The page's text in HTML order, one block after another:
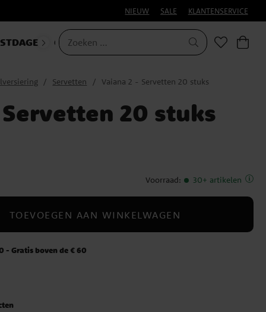
NIEUW SALE KLANTENSERVICE
CARNAVAL
Servetten Vaiana 2 - Servetten 20 stuks
20 stuks
Voorraad: 30+ artikelen
TOEVOEGEN AAN WINKELWAGEN
- Gratis boven de € 60